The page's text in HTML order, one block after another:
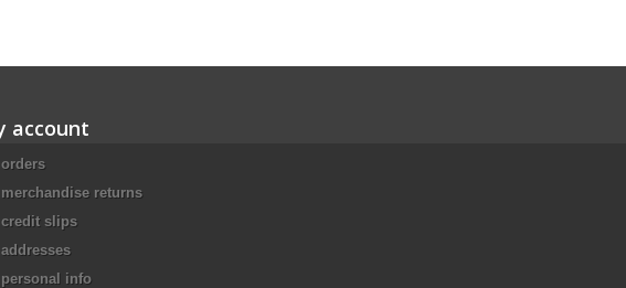
account
orders
merchandise returns
credit slips
personal info